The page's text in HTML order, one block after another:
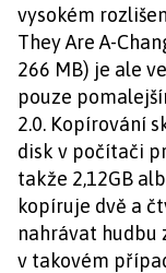
vysokém
They Are A-
266 MB) je ale
pouze
2.0. Kopírování
disk v počítači
takže 2,12GB
kopíruje dvě a
nahrávat hudbu
v takovém